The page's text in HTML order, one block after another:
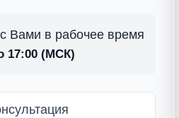
Вами в рабочее время
17:00 (МСК)